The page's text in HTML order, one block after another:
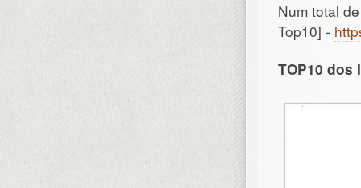
Num total
Top10] -
TOP10 dos